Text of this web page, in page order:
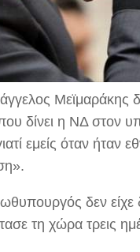
Μεϊμαράκης
δίνει η ΝΔ στον
εμείς όταν ήταν
δεν
τη χώρα τρεις